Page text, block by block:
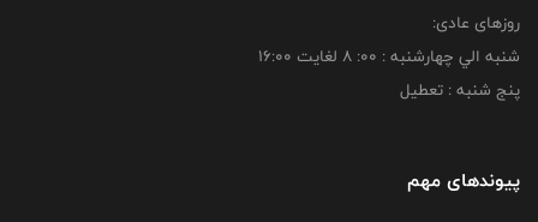
روزهای عادی:
شنبه الي چهارشنبه : 00: 8 لغايت 16:00
پنج شنبه : تعطیل
پیوندهای مهم